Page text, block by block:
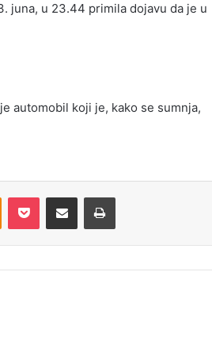
juna, u 23.44 primila dojavu da je u
automobil koji je, kako se sumnja,